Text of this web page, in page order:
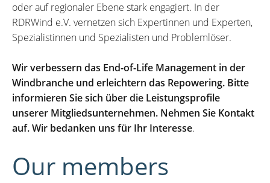
oder auf regionaler Ebene stark engagiert. In der
RDRWind e.V. vernetzen sich Expertinnen und Experten,
Spezialistinnen und Spezialisten und Problemlöser.
Wir verbessern das End-of-Life Management in der
Windbranche und erleichtern das Repowering. Bitte
informieren Sie sich über die Leistungsprofile
unserer Mitgliedsunternehmen. Nehmen Sie Kontakt
auf. Wir bedanken uns für Ihr Interesse.
Our members